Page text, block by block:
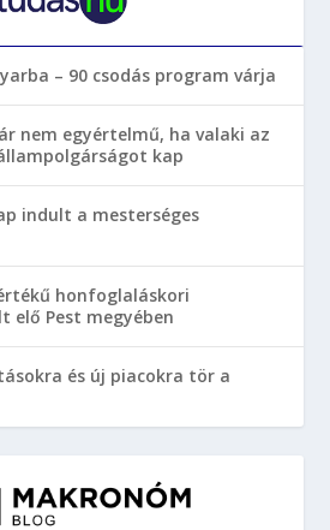
– 90 csodás program várja
nem egyértelmű, ha valaki az
kap
indult a mesterséges
honfoglaláskori
elő Pest megyében
és új piacokra tör a